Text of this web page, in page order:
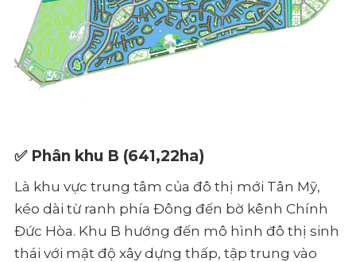
✅ Phân khu B (641,22ha)
Là khu vực trung tâm của đô thị mới Tân Mỹ,
kéo dài từ ranh phía Đông đến bờ kênh Chính
Đức Hòa. Khu B hướng đến mô hình đô thị sinh
thái với mật độ xây dựng thấp, tập trung vào